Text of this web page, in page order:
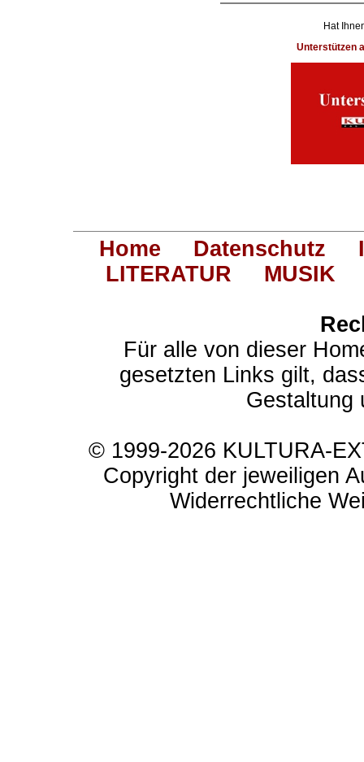
Hat
Unterstützen
Home Datenschutz
LITERATUR
MUSIK
Für alle von dieser
gesetzten Links gilt,
Gestaltung
© 1999-2026 KULTURA-
Copyright der jeweiligen
Widerrechtliche